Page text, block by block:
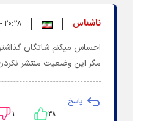
ناشناس ۲۰:۲۸ - ۱۴۰۵/۰۴/۱۴
احساس میکنم شاتگان
مگر این وضعیت منتشر
پاسخ
۳۸ ۱